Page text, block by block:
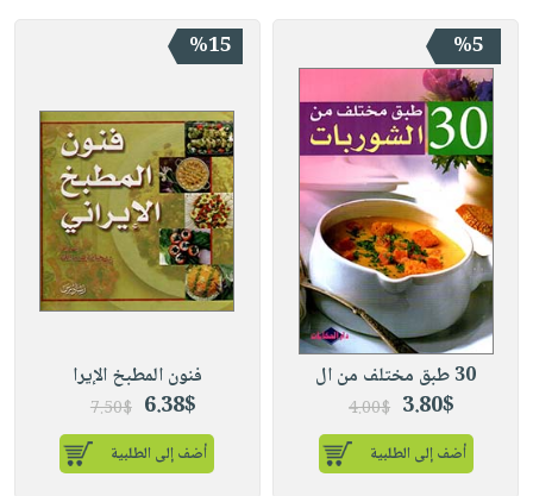
%5
30 طبق مختلف من ال
3.80$
4.00$
أضف إلى الطلبية
%15
فنون المطبخ الإيرا
6.38$
7.50$
أضف إلى الطلبية